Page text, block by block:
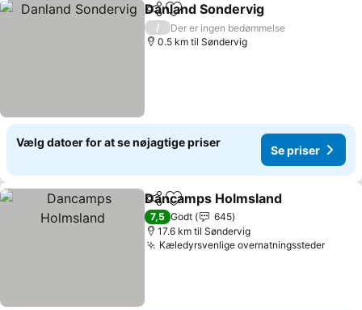
Del Føj til favoritter
Danland Sondervig
/
Der er ingen bedømmelse
0.5 km til Søndervig
Vælg datoer for at se nøjagtige priser
Se priser
Del Føj til favoritter
Dancamps Holmsland
7,5 Godt
645
17.6 km til Søndervig
Kæledyrsvenlige overnatningsstederSe